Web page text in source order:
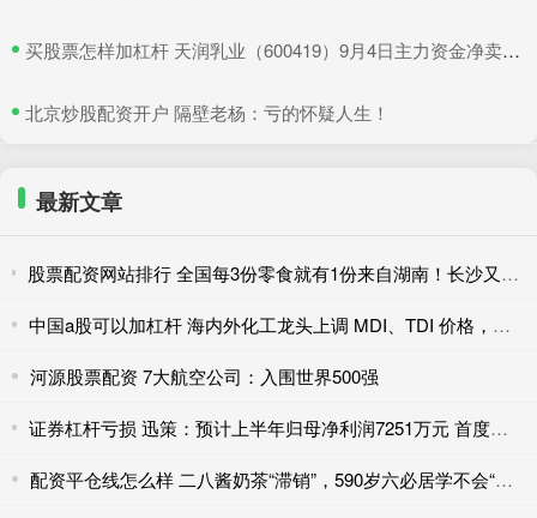
​买股票怎样加杠杆 天润乳业（600419）9月4日主力资金净卖出374.43万元
​北京炒股配资开户 隔壁老杨：亏的怀疑人生！
最新文章
股票配资网站排行 全国每3份零食就有1份来自湖南！长沙又跑出消费新物种，开一家火一家
中国a股可以加杠杆 海内外化工龙头上调 MDI、TDI 价格，聚氨酯产业链涨价
河源股票配资 7大航空公司：入围世界500强
证券杠杆亏损 迅策：预计上半年归母净利润7251万元 首度实现半年度盈利
配资平仓线怎么样 二八酱奶茶“滞销”，590岁六必居学不会“年轻化”？